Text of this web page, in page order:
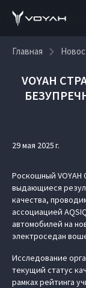
Главная
VOYAH
29 мая 2025 г.
Роскошный VOYAH
выдающиеся
качества,
ассоциацией
автомобилей на
электроседан
Исследование
текущий статус
рамках рейтинга